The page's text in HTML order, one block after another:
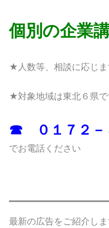
個別の企業
★人数等、相談に応じま
★対象地域は東北６県で
☎ ０１７２－
でお電話ください
最新の広告をご紹介し